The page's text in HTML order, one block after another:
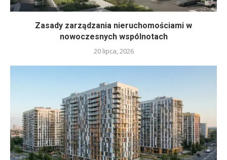
Zasady zarządzania nieruchomościami w
nowoczesnych wspólnotach
20 lipca, 2026